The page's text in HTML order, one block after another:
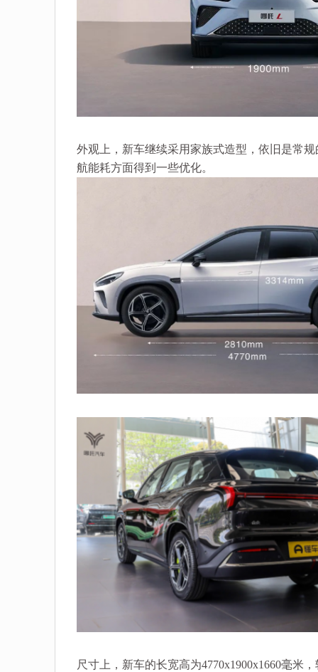
外观上，新车继续采用家族式造型，依旧是常
航能耗方面得到一些优化。
尺寸上，新车的长宽高为4770x1900x1660毫米